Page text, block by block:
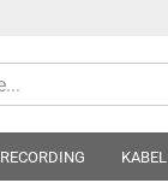
RECORDING KABEL